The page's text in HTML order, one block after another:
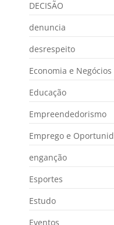
DECISÃO
denuncia
desrespeito
Economia e Negócios
Educação
Empreendedorismo
Emprego e
enganção
Esportes
Estudo
Eventos